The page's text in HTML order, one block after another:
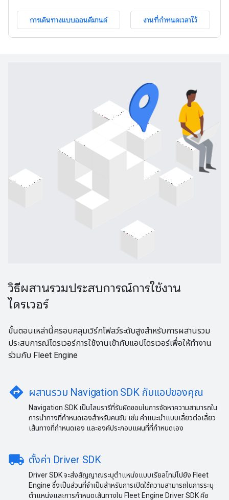
การเดินทางแบบออนดีมานด์ งานที่กำหนดเวลาไว้
วิธีผสานรวมประสบการณ์การใช้งาน
ไดรเวอร์
ขั้นตอนเหล่านี้ครอบคลุมเวิร์กโฟลว์ระดับสูงสำหรับการผสานรวม
ประสบการณ์ไดรเวอร์การใช้งานเข้ากับแอปไดรเวอร์เพื่อให้ทำงาน
ร่วมกับ Fleet Engine
directions ผสานรวม Navigation SDK กับแอปของคุณ
Navigation SDK เป็นไลบรารีที่รับผิดชอบในการจัดหาความสามารถใน
การนำทางที่กำหนดเองสำหรับคนขับ เช่น คำแนะนำแบบเลี้ยวต่อเลี้ยว
เส้นทางที่กำหนดเอง และองค์ประกอบแผนที่ที่กำหนดเอง
local_shipping ตั้งค่า Driver SDK
Driver SDK จะส่งสัญญาณระบุตำแหน่งแบบเรียลไทม์ไปยัง Fleet
Engine ซึ่งเป็นส่วนที่จำเป็นสำหรับการเปิดใช้ความสามารถในการระบุ
ตำแหน่งและการกำหนดเส้นทางใน Fleet Engine Driver SDK คือ